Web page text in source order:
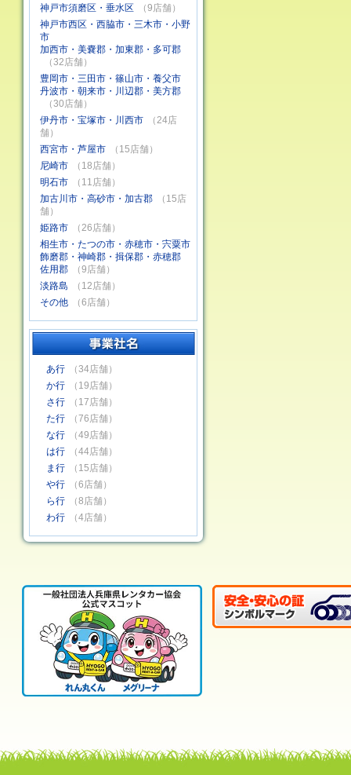
神戸市須磨区・垂水区
（9店舗）
神戸市西区・西脇市・三木市・小野
市
加西市・美嚢郡・加東郡・多可郡
（32店舗）
豊岡市・三田市・篠山市・養父市
丹波市・朝来市・川辺郡・美方郡
（30店舗）
伊丹市・宝塚市・川西市
（24店
舗）
西宮市・芦屋市
（15店舗）
尼崎市
（18店舗）
明石市
（11店舗）
加古川市・高砂市・加古郡
（15店
舗）
姫路市
（26店舗）
相生市・たつの市・赤穂市・宍粟市
飾磨郡・神崎郡・揖保郡・赤穂郡
佐用郡
（9店舗）
淡路島
（12店舗）
その他
（6店舗）
あ行
（34店舗）
か行
（19店舗）
さ行
（17店舗）
た行
（76店舗）
な行
（49店舗）
は行
（44店舗）
ま行
（15店舗）
や行
（6店舗）
ら行
（8店舗）
わ行
（4店舗）